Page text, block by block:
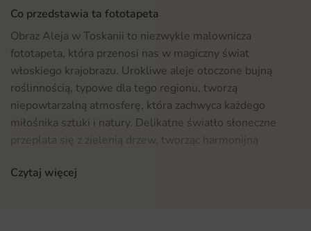
Co przedstawia ta fototapeta
Obraz Aleja w Toskanii to niezwykle malownicza
fototapeta, która przenosi nas w magiczny świat
włoskiego krajobrazu. Urokliwe aleje otoczone bujną
roślinnością, typowe dla tego regionu, tworzą
niepowtarzalną atmosferę, która zachwyca każdego
miłośnika sztuki i natury. Delikatne światło słoneczne
przeplata się z zielenią drzew, tworząc harmonijną
Czytaj więcej